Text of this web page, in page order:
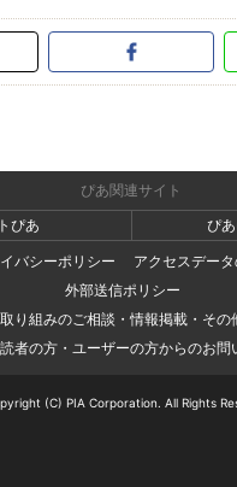
ぴあ関連サイト
ぴあ
ぴ
バシーポリシー
アクセスデー
外部送信ポリシー
り組みのご相談・情報掲載・その
者の方・ユーザーの方からのお問
(C) PIA Corporation. All Rights